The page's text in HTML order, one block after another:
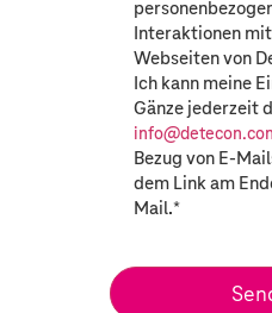
Interaktionen
Webseiten von
Ich kann meine
Gänze jederzeit
Bezug von E-
dem Link am
Mail.*